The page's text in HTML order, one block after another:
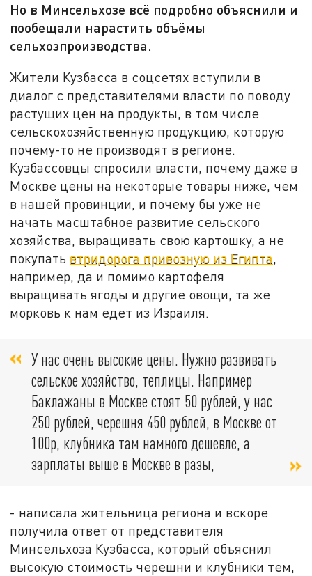
Но в Минсельхозе всё подробно объяснили и
пообещали нарастить объёмы
сельхозпроизводства.
Жители Кузбасса в соцсетях вступили в
диалог с представителями власти по поводу
растущих цен на продукты, в том числе
сельскохозяйственную продукцию, которую
почему-то не производят в регионе.
Кузбассовцы спросили власти, почему даже в
Москве цены на некоторые товары ниже, чем
в нашей провинции, и почему бы уже не
начать масштабное развитие сельского
хозяйства, выращивать свою картошку, а не
покупать втридорога привозную из Египта,
например, да и помимо картофеля
выращивать ягоды и другие овощи, та же
морковь к нам едет из Израиля.
У нас очень высокие цены. Нужно развивать
сельское хозяйство, теплицы. Например
Баклажаны в Москве стоят 50 рублей, у нас
250 рублей, черешня 450 рублей, в Москве от
100р, клубника там намного дешевле, а
зарплаты выше в Москве в разы,
- написала жительница региона и вскоре
получила ответ от представителя
Минсельхоза Кузбасса, который объяснил
высокую стоимость черешни и клубники тем,